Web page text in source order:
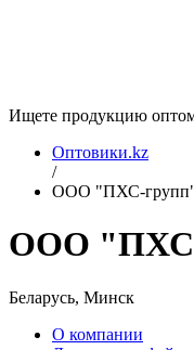
Ищете продукцию
Оптовики.kz
/
ООО "ПХС-
ООО
Беларусь, Минск
О компании